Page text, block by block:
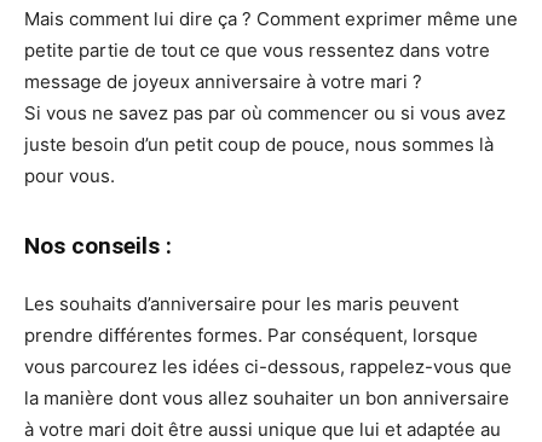
Mais comment lui dire ça ? Comment exprimer même une
petite partie de tout ce que vous ressentez dans votre
message de joyeux anniversaire à votre mari ?
Si vous ne savez pas par où commencer ou si vous avez
juste besoin d’un petit coup de pouce, nous sommes là
pour vous.
Nos conseils :
Les souhaits d’anniversaire pour les maris peuvent
prendre différentes formes. Par conséquent, lorsque
vous parcourez les idées ci-dessous, rappelez-vous que
la manière dont vous allez souhaiter un bon anniversaire
à votre mari doit être aussi unique que lui et adaptée au